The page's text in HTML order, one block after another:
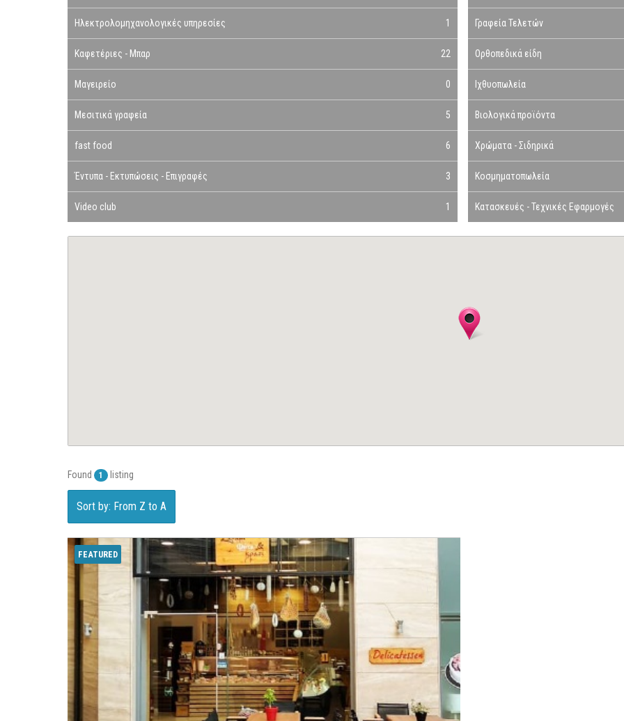
Ηλεκτρολομηχανολογικές υπηρεσίες 1 Γραφεία Τελετών
Καφετέριες - Μπαρ 22 Ορθοπεδικά είδη
Μαγειρείο 0 Ιχθυοπωλεία
Μεσιτικά γραφεία 5 Βιολογικά προϊόντα
fast food 6 Χρώματα - Σιδηρικά
Έντυπα - Εκτυπώσεις - Επιγραφές 3 Κοσμηματοπωλεία
Video club 1 Κατασκευές - Τεχνικές Εφαρμογές
Found 1 listing
Sort by: From Z to A
FEATURED